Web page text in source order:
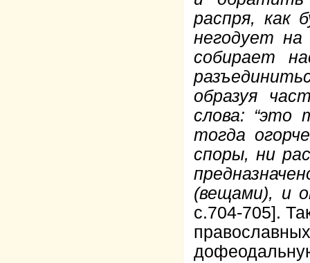
распря, как
негодует
собирает
образуя
слова: “это
тогда
споры, ни
(вещами), и
с.704-705].